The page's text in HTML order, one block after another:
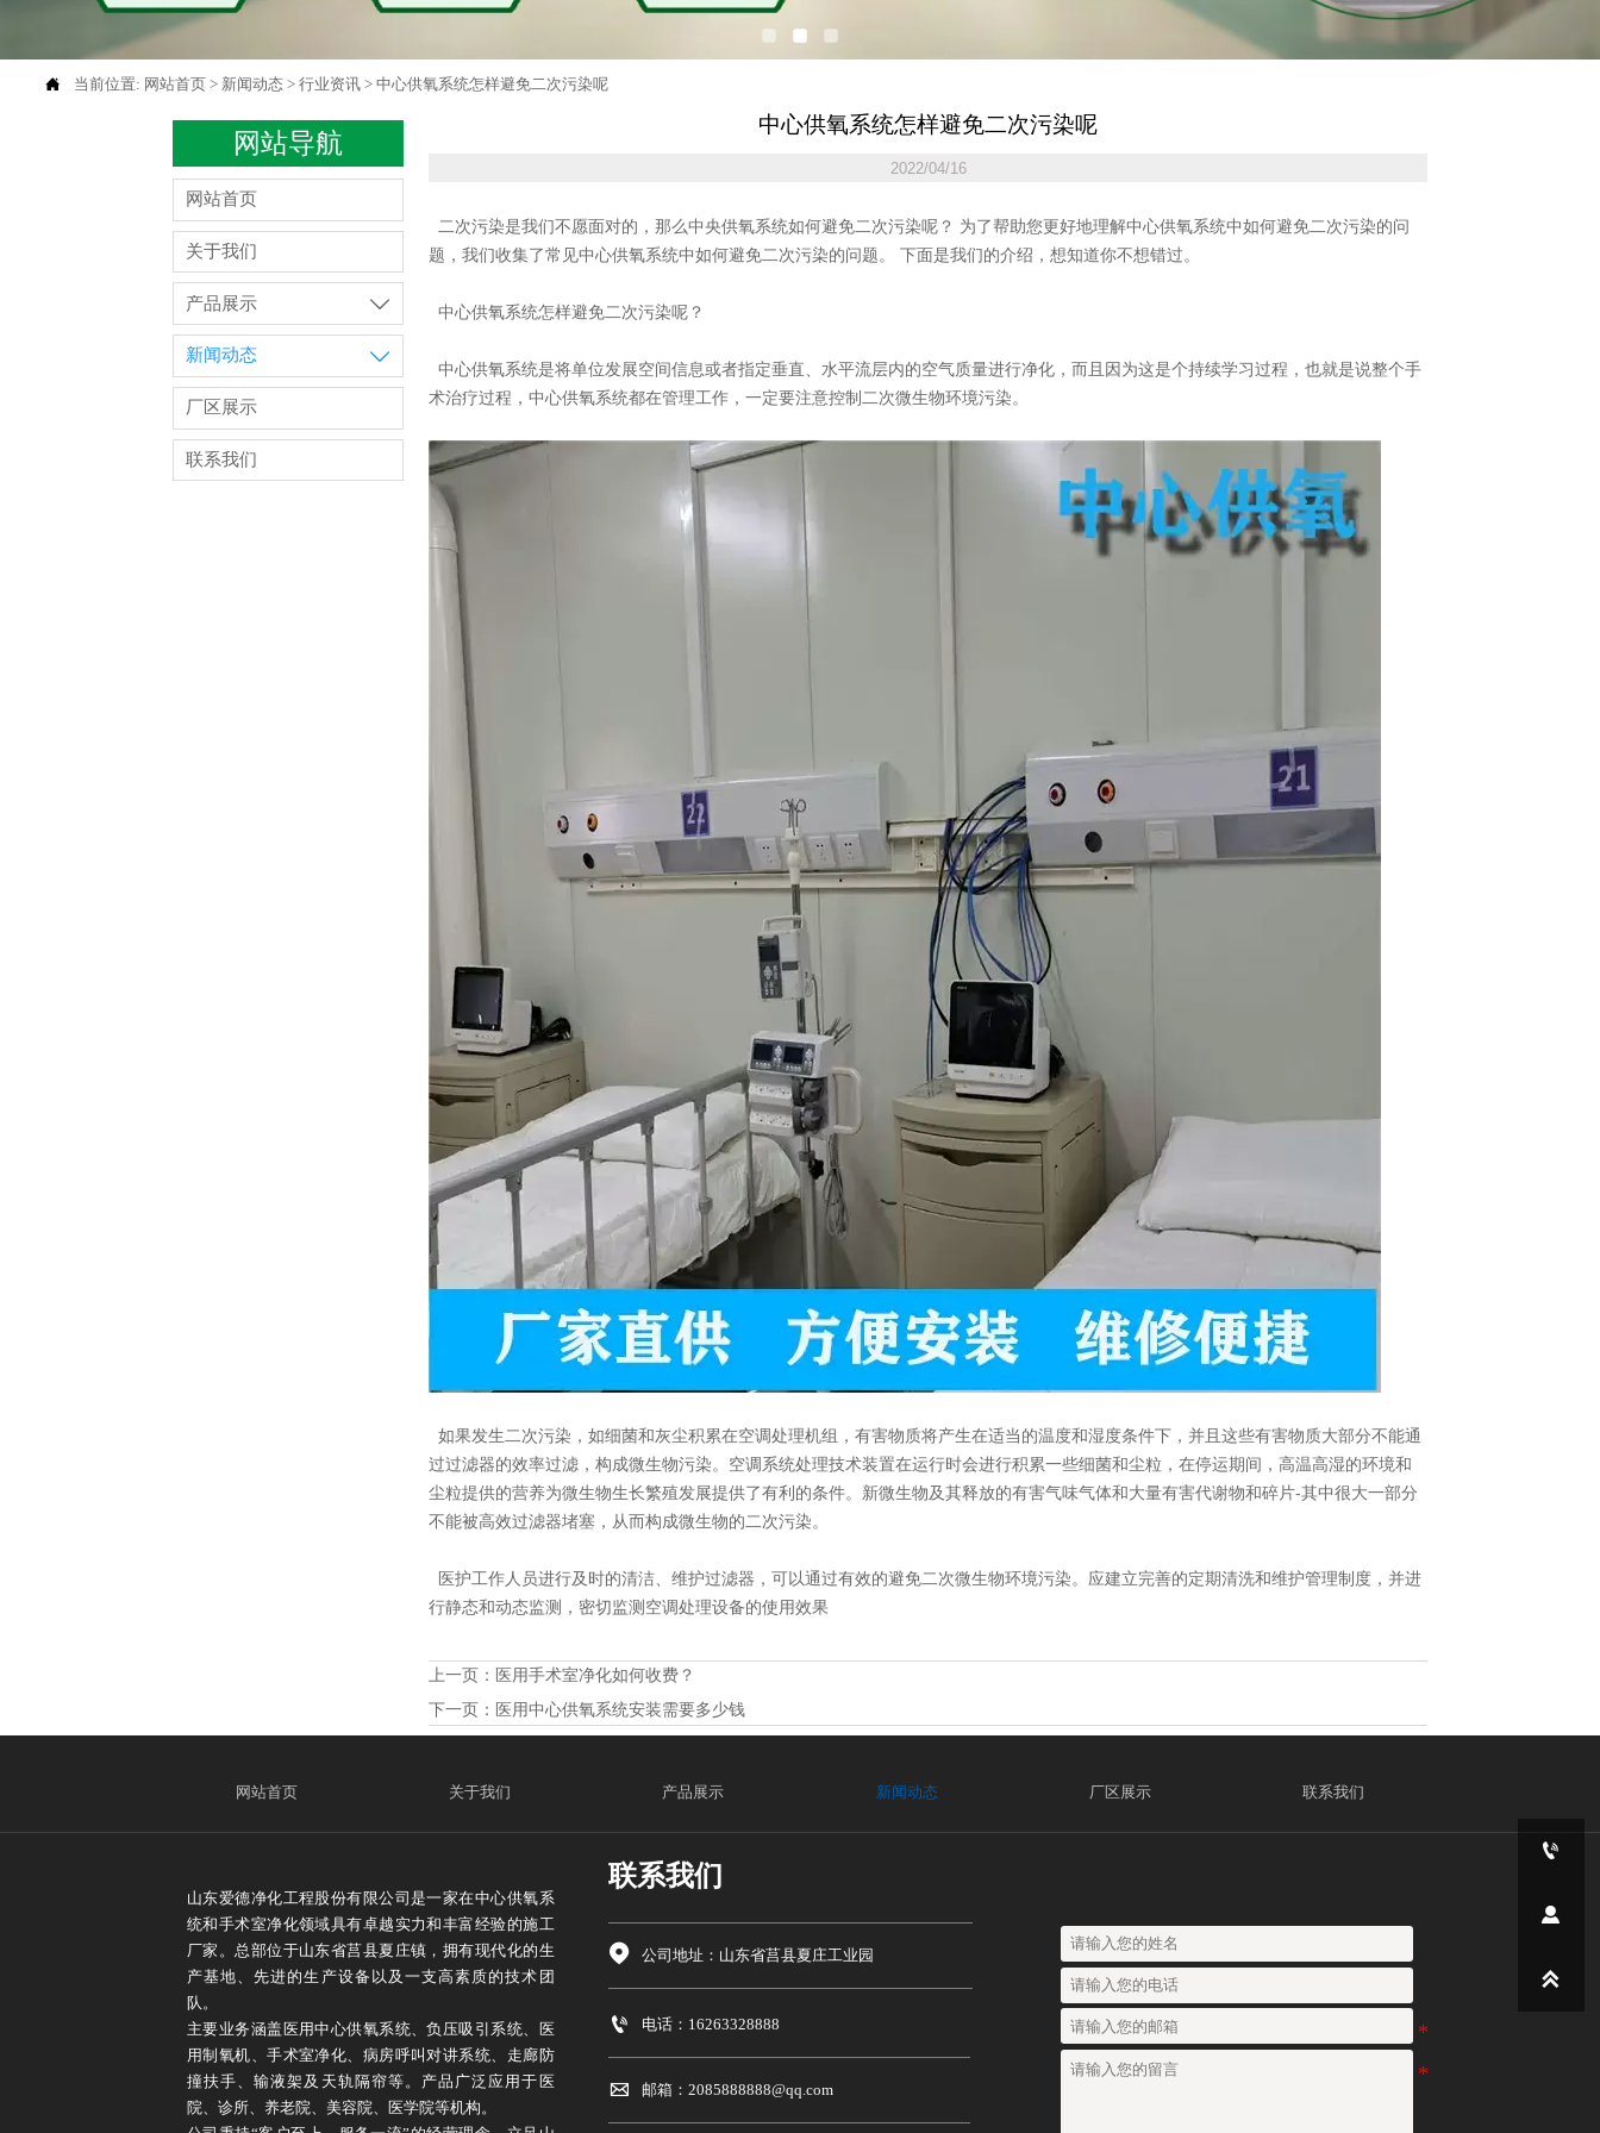
 当前位置: 网站首页> 新闻动态> 行业资讯> 中心供氧系统怎样避免二次污染呢
网站导航
网站首页
关于我们
产品展示 
新闻动态 
厂区展示
联系我们
中心供氧系统怎样避免二次污染呢
2022/04/16
二次污染是我们不愿面对的，那么中央供氧系统如何避免二次污染呢？ 为了帮助您更好地理解中心供氧系统中如何避免二次污染的问
题，我们收集了常见中心供氧系统中如何避免二次污染的问题。 下面是我们的介绍，想知道你不想错过。
中心供氧系统怎样避免二次污染呢？
中心供氧系统是将单位发展空间信息或者指定垂直、水平流层内的空气质量进行净化，而且因为这是个持续学习过程，也就是说整个手
术治疗过程，中心供氧系统都在管理工作，一定要注意控制二次微生物环境污染。
如果发生二次污染，如细菌和灰尘积累在空调处理机组，有害物质将产生在适当的温度和湿度条件下，并且这些有害物质大部分不能通
过过滤器的效率过滤，构成微生物污染。空调系统处理技术装置在运行时会进行积累一些细菌和尘粒，在停运期间，高温高湿的环境和
尘粒提供的营养为微生物生长繁殖发展提供了有利的条件。新微生物及其释放的有害气味气体和大量有害代谢物和碎片-其中很大一部分
不能被高效过滤器堵塞，从而构成微生物的二次污染。
医护工作人员进行及时的清洁、维护过滤器，可以通过有效的避免二次微生物环境污染。应建立完善的定期清洗和维护管理制度，并进
行静态和动态监测，密切监测空调处理设备的使用效果
上一页： 医用手术室净化如何收费？
下一页： 医用中心供氧系统安装需要多少钱
网站首页 关于我们 产品展示 新闻动态 厂区展示 联系我们
山东爱德净化工程股份有限公司是一家在中心供氧系
统和手术室净化领域具有卓越实力和丰富经验的施工
厂家。总部位于山东省莒县夏庄镇，拥有现代化的生
产基地、先进的生产设备以及一支高素质的技术团
队。
主要业务涵盖医用中心供氧系统、负压吸引系统、医
用制氧机、手术室净化、病房呼叫对讲系统、走廊防
撞扶手、输液架及天轨隔帘等。产品广泛应用于医
院、诊所、养老院、美容院、医学院等机构。
联系我们
 公司地址：山东省莒县夏庄工业园
 电话：16263328888
 邮箱：2085888888@qq.com


